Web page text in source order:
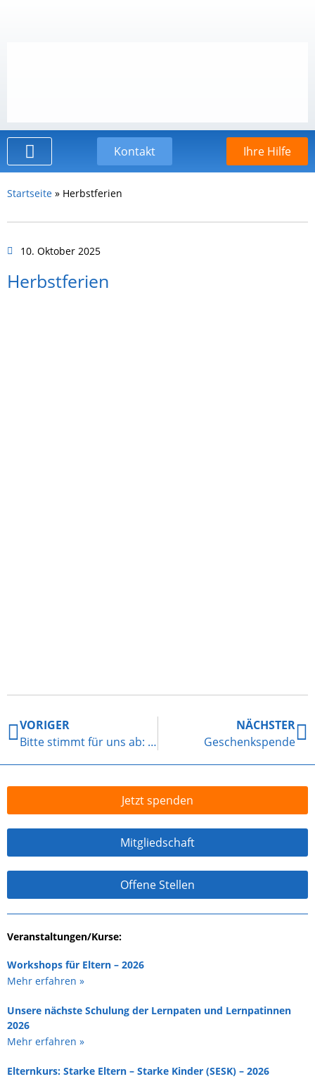
Kontakt Ihre Hilfe
Jetzt spenden
Mitgliedschaft
Offene Stellen
Veranstaltungen/Kurse:
Workshops für Eltern – 2026
Mehr erfahren »
Unsere nächste Schulung der Lernpaten und Lernpatinnen
2026
Mehr erfahren »
Elternkurs: Starke Eltern – Starke Kinder (SESK) – 2026
Startseite » Herbstferien
10. Oktober 2025
Herbstferien
VORIGER
Bitte stimmt für uns ab: WISO MeinVerein 2025
NÄCHSTER
Geschenkspende